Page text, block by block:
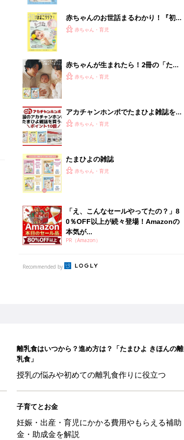
赤ちゃんのお世話まるわかり！『初め
てのひよこクラブ 夏号』〈巻頭大特
赤ちゃん・育児
赤ちゃんが生まれたら！2冊の「たま
ひよ」
赤ちゃん・育児
アカチャンホンポでたまひよ雑誌を買
うとポイント10倍【期間限定】
赤ちゃん・育児
たまひよの雑誌
赤ちゃん・育児
「え、こんなセールやってたの？」8
0％OFF以上が続々登場！Amazonの
本気が...
PR（Amazon）
Recommended by
離乳食はいつから？進め方は？「たまひよ きほんの離
乳食」
授乳の悩みや初めての離乳食作りに役立つ
子育てとお金
妊娠・出産・育児にかかる費用やもらえる補助
金・助成金を解説